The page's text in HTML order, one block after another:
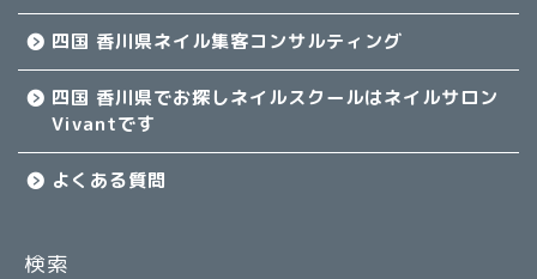
四国 香川県ネイル集客コンサルティング
四国 香川県でお探しネイルスクールはネイルサロン
Vivantです
よくある質問
検索